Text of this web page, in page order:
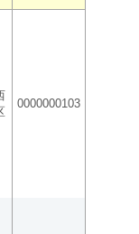
0000000103